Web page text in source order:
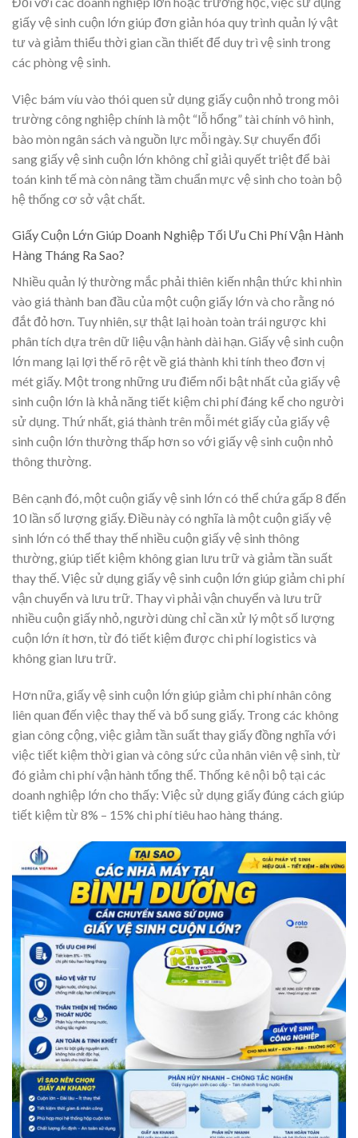
giấy vệ sinh cuộn lớn giúp đơn giản hóa quy trình quản lý vật
tư và giảm thiểu thời gian cần thiết để duy trì vệ sinh trong
các phòng vệ sinh.
Việc bám víu vào thói quen sử dụng giấy cuộn nhỏ trong môi
trường công nghiệp chính là một “lỗ hổng” tài chính vô hình,
bào mòn ngân sách và nguồn lực mỗi ngày. Sự chuyển đổi
sang giấy vệ sinh cuộn lớn không chỉ giải quyết triệt để bài
toán kinh tế mà còn nâng tầm chuẩn mực vệ sinh cho toàn bộ
hệ thống cơ sở vật chất.
Giấy Cuộn Lớn Giúp Doanh Nghiệp Tối Ưu Chi Phí Vận Hành
Hàng Tháng Ra Sao?
Nhiều quản lý thường mắc phải thiên kiến nhận thức khi nhìn
vào giá thành ban đầu của một cuộn giấy lớn và cho rằng nó
đắt đỏ hơn. Tuy nhiên, sự thật lại hoàn toàn trái ngược khi
phân tích dựa trên dữ liệu vận hành dài hạn. Giấy vệ sinh cuộn
lớn mang lại lợi thế rõ rệt về giá thành khi tính theo đơn vị
mét giấy. Một trong những ưu điểm nổi bật nhất của giấy vệ
sinh cuộn lớn là khả năng tiết kiệm chi phí đáng kể cho người
sử dụng. Thứ nhất, giá thành trên mỗi mét giấy của giấy vệ
sinh cuộn lớn thường thấp hơn so với giấy vệ sinh cuộn nhỏ
thông thường.
Bên cạnh đó, một cuộn giấy vệ sinh lớn có thể chứa gấp 8 đến
10 lần số lượng giấy. Điều này có nghĩa là một cuộn giấy vệ
sinh lớn có thể thay thế nhiều cuộn giấy vệ sinh thông
thường, giúp tiết kiệm không gian lưu trữ và giảm tần suất
thay thế. Việc sử dụng giấy vệ sinh cuộn lớn giúp giảm chi phí
vận chuyển và lưu trữ. Thay vì phải vận chuyển và lưu trữ
nhiều cuộn giấy nhỏ, người dùng chỉ cần xử lý một số lượng
cuộn lớn ít hơn, từ đó tiết kiệm được chi phí logistics và
không gian lưu trữ.
Hơn nữa, giấy vệ sinh cuộn lớn giúp giảm chi phí nhân công
liên quan đến việc thay thế và bổ sung giấy. Trong các không
gian công cộng, việc giảm tần suất thay giấy đồng nghĩa với
việc tiết kiệm thời gian và công sức của nhân viên vệ sinh, từ
đó giảm chi phí vận hành tổng thể. Thống kê nội bộ tại các
doanh nghiệp lớn cho thấy: Việc sử dụng giấy đúng cách giúp
tiết kiệm từ 8% – 15% chi phí tiêu hao hàng tháng.